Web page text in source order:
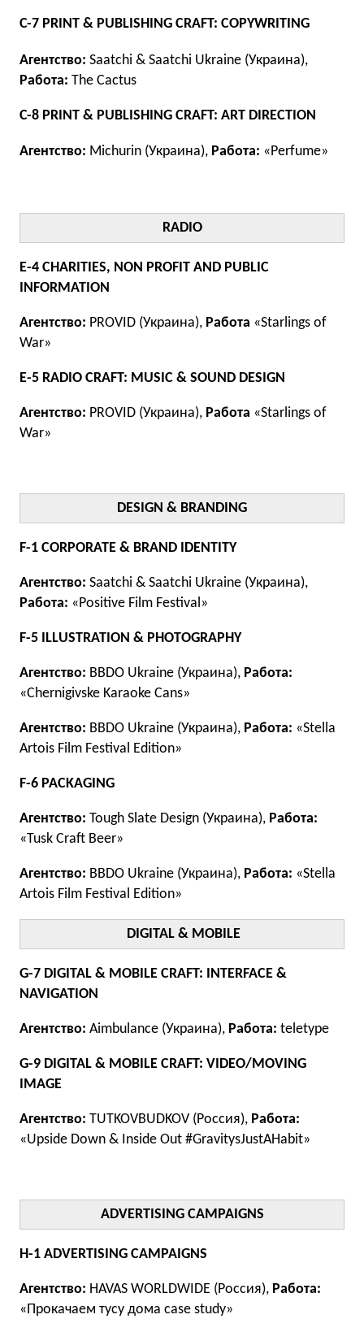
C-7 PRINT & PUBLISHING CRAFT: COPYWRITING
Агентство: Saatchi & Saatchi Ukraine (Украина),
Работа: The Cactus
C-8 PRINT & PUBLISHING CRAFT: ART DIRECTION
Агентство: Michurin (Украина), Работа: «Perfume»
RADIO
E-4 CHARITIES, NON PROFIT AND PUBLIC
INFORMATION
Агентство: PROVID (Украина), Работа «Starlings of
War»
E-5 RADIO CRAFT: MUSIC & SOUND DESIGN
Агентство: PROVID (Украина), Работа «Starlings of
War»
DESIGN & BRANDING
F-1 CORPORATE & BRAND IDENTITY
Агентство: Saatchi & Saatchi Ukraine (Украина),
Работа: «Positive Film Festival»
F-5 ILLUSTRATION & PHOTOGRAPHY
Агентство: BBDO Ukraine (Украина), Работа:
«Chernigivske Karaoke Cans»
Агентство: BBDO Ukraine (Украина), Работа: «Stella
Artois Film Festival Edition»
F-6 PACKAGING
Агентство: Tough Slate Design (Украина), Работа:
«Tusk Craft Beer»
Агентство: BBDO Ukraine (Украина), Работа: «Stella
Artois Film Festival Edition»
DIGITAL & MOBILE
G-7 DIGITAL & MOBILE CRAFT: INTERFACE &
NAVIGATION
Агентство: Aimbulance (Украина), Работа: teletype
G-9 DIGITAL & MOBILE CRAFT: VIDEO/MOVING
IMAGE
Агентство: TUTKOVBUDKOV (Россия), Работа:
«Upside Down & Inside Out #GravitysJustAHabit»
ADVERTISING CAMPAIGNS
H-1 ADVERTISING CAMPAIGNS
Агентство: HAVAS WORLDWIDE (Россия), Работа:
«Прокачаем тусу дома case study»